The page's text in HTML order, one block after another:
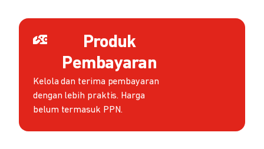
Produk
Pembayaran
Kelola dan terima pembayaran
dengan lebih praktis. Harga
belum termasuk PPN.